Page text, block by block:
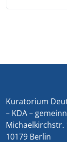
Kuratorium
– KDA –
Michaelkirchstr.
10179 Berlin